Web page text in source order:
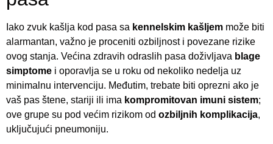
Iako zvuk kašlja kod pasa sa kennelskim kašljem može biti
alarmantan, važno je proceniti ozbiljnost i povezane rizike
ovog stanja. Većina zdravih odraslih pasa doživljava blage
simptome i oporavlja se u roku od nekoliko nedelja uz
minimalnu intervenciju. Međutim, trebate biti oprezni ako je
vaš pas štene, stariji ili ima kompromitovan imuni sistem;
ove grupe su pod većim rizikom od ozbiljnih komplikacija,
uključujući pneumoniju.